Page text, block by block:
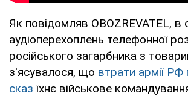
Як повідомляв OBOZREVATEL, в
аудіоперехоплень телефонної
російського загарбника з
з'ясувалося, що втрати армії РФ
сказ їхнє військове